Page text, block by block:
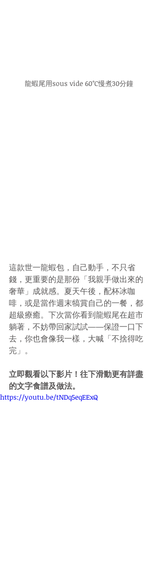
龍蝦尾用sous vide 60°C慢煮30分鐘
這款世一龍蝦包，自己動手，不只省
錢，更重要的是那份「我親手做出來的
奢華」成就感。夏天午後，配杯冰咖
啡，或是當作週末犒賞自己的一餐，都
超級療癒。下次當你看到龍蝦尾在超市
躺著，不妨帶回家試試——保證一口下
去，你也會像我一樣，大喊「不捨得吃
完」。
立即觀看以下影片！往下滑動更有詳盡
的文字食譜及做法。
https://youtu.be/tNDq5eqEExQ